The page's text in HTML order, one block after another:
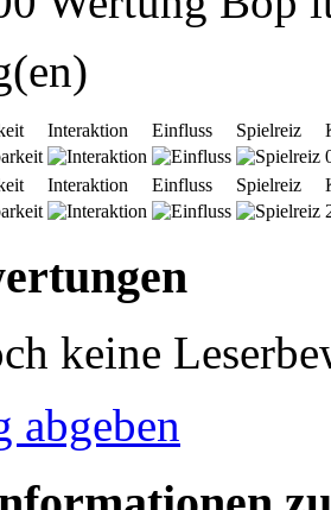
Interaktion Einfluss Spielreiz
Interaktion Einfluss Spielreiz
keine
abgeben